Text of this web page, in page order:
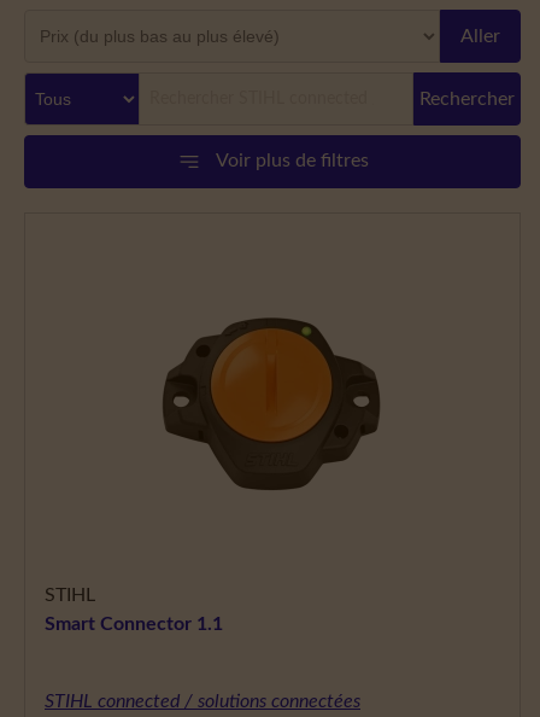
Aller
Rechercher
Voir plus de filtres
STIHL
Smart Connector 1.1
STIHL connected / solutions connectées